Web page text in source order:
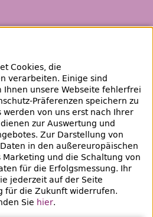
Cookies, die
verarbeiten. Einige sind
unsere Webseite fehlerfrei
Präferenzen speichern zu
von uns erst nach Ihrer
zur Auswertung und
Zur Darstellung von
in den außereuropäischen
und die Schaltung von
für die Erfolgsmessung. Ihr
jederzeit auf der Seite
für die Zukunft widerrufen.
Sie hier.